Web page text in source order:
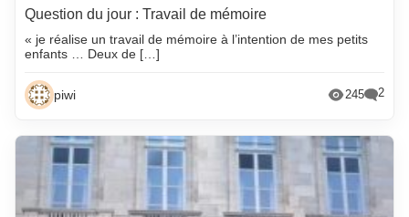
Question du jour : Travail de mémoire
« je réalise un travail de mémoire à l’intention de mes petits
enfants … Deux de […]
piwi 245 2